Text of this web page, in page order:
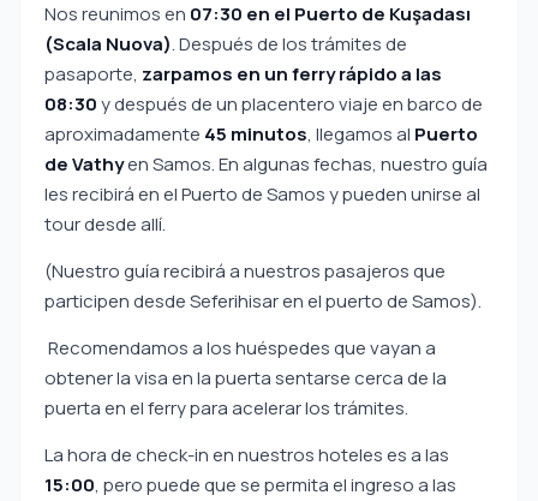
Nos reunimos en 07:30 en el Puerto de Kuşadası
(Scala Nuova). Después de los trámites de
pasaporte, zarpamos en un ferry rápido a las
08:30y después de un placentero viaje en barco de
aproximadamente 45 minutos, llegamos al Puerto
de Vathyen Samos. En algunas fechas, nuestro guía
les recibirá en el Puerto de Samos y pueden unirse al
tour desde allí.
(Nuestro guía recibirá a nuestros pasajeros que
participen desde Seferihisar en el puerto de Samos).
Recomendamos a los huéspedes que vayan a
obtener la visa en la puerta sentarse cerca de la
puerta en el ferry para acelerar los trámites.
La hora de check-in en nuestros hoteles es a las
15:00, pero puede que se permita el ingreso a las